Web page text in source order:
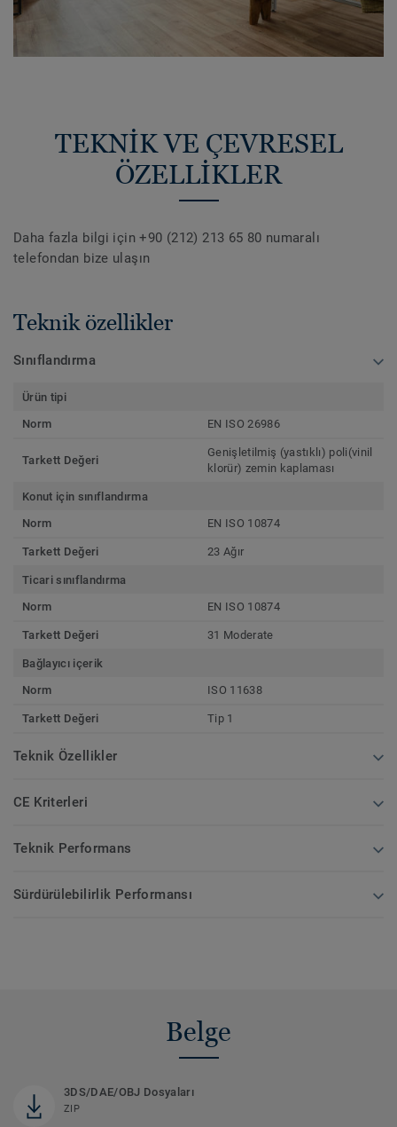
TEKNİK VE ÇEVRESEL
ÖZELLİKLER
Daha fazla bilgi için +90 (212) 213 65 80 numaralı
telefondan bize ulaşın
Teknik özellikler
Sınıflandırma
Ürün tipi
Norm
EN ISO 26986
Tarkett Değeri
Genişletilmiş (yastıklı) poli(vinil
klorür) zemin kaplaması
Konut için sınıflandırma
Norm
EN ISO 10874
Tarkett Değeri 23 Ağır
Ticari sınıflandırma
Norm
EN ISO 10874
Tarkett Değeri 31 Moderate
Bağlayıcı içerik
Norm
ISO 11638
Tarkett Değeri Tip 1
Teknik Özellikler
CE Kriterleri
Teknik Performans
Sürdürülebilirlik Performansı
Belge
3DS/DAE/OBJ Dosyaları
ZIP